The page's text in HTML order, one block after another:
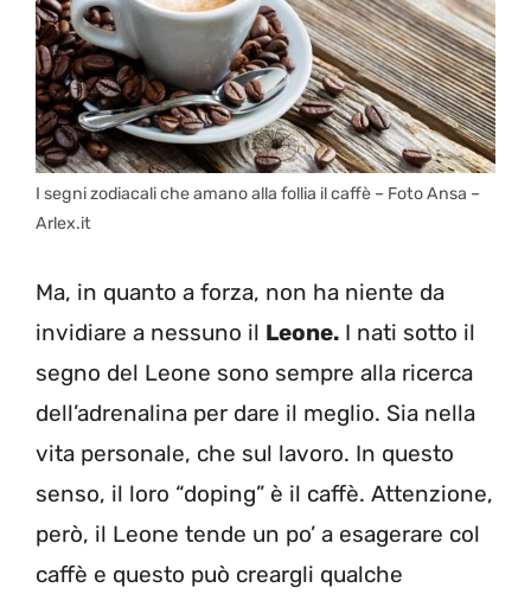
I segni zodiacali che amano alla follia il caffè – Foto Ansa –
Arlex.it
Ma, in quanto a forza, non ha niente da
invidiare a nessuno il Leone. I nati sotto il
segno del Leone sono sempre alla ricerca
dell’adrenalina per dare il meglio. Sia nella
vita personale, che sul lavoro. In questo
senso, il loro “doping” è il caffè. Attenzione,
però, il Leone tende un po’ a esagerare col
caffè e questo può creargli qualche